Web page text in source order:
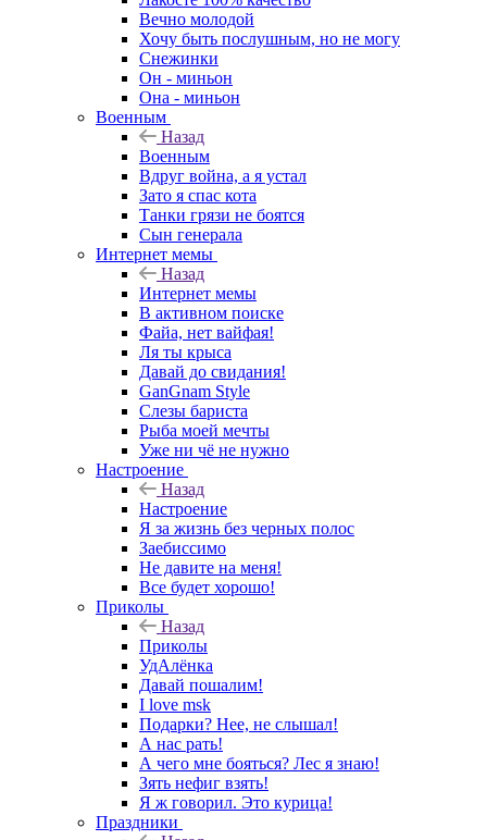
Вечно молодой
Хочу быть послушным, но не могу
Снежинки
Он - миньон
Она - миньон
Военным
Назад
Военным
Вдруг война, а я устал
Зато я спас кота
Танки грязи не боятся
Сын генерала
Интернет мемы
Назад
Интернет мемы
В активном поиске
Файа, нет вайфая!
Ля ты крыса
Давай до свидания!
GanGnam Style
Слезы бариста
Рыба моей мечты
Уже ни чё не нужно
Настроение
Назад
Настроение
Я за жизнь без черных полос
Заебиссимо
Не давите на меня!
Все будет хорошо!
Приколы
Назад
Приколы
УдАлёнка
Давай пошалим!
I love msk
Подарки? Нее, не слышал!
А нас рать!
А чего мне бояться? Лес я знаю!
Зять нефиг взять!
Я ж говорил. Это курица!
Праздники